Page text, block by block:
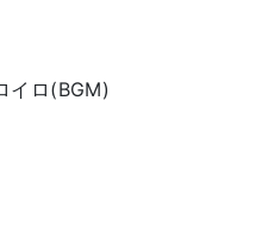
イロ(BGM)